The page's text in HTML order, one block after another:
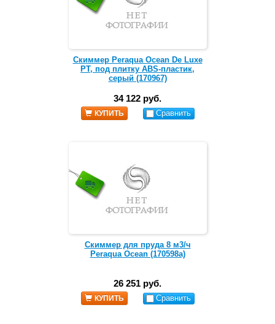
Скиммер Peraqua Ocean De Luxe
PT, под плитку ABS-пластик,
серый (170967)
34 122 руб.
КУПИТЬ Сравнить
Скиммер для пруда 8 м3/ч
Peraqua Ocean (170598a)
26 251 руб.
КУПИТЬ Сравнить